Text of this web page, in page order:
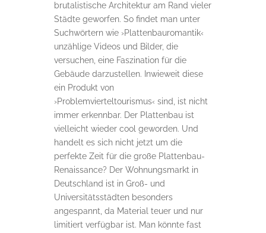
brutalistische Architektur am Rand vieler
Städte geworfen. So findet man unter
Suchwörtern wie ›Plattenbauromantik‹
unzählige Videos und Bilder, die
versuchen, eine Faszination für die
Gebäude darzustellen. Inwieweit diese
ein Produkt von
›Problemvierteltourismus‹ sind, ist nicht
immer erkennbar. Der Plattenbau ist
vielleicht wieder cool geworden. Und
handelt es sich nicht jetzt um die
perfekte Zeit für die große Plattenbau-
Renaissance? Der Wohnungsmarkt in
Deutschland ist in Groß- und
Universitätsstädten besonders
angespannt, da Material teuer und nur
limitiert verfügbar ist. Man könnte fast